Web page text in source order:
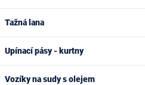
Tažná lana
Upínací pásy - kurtny
Vozíky na sudy s olejem